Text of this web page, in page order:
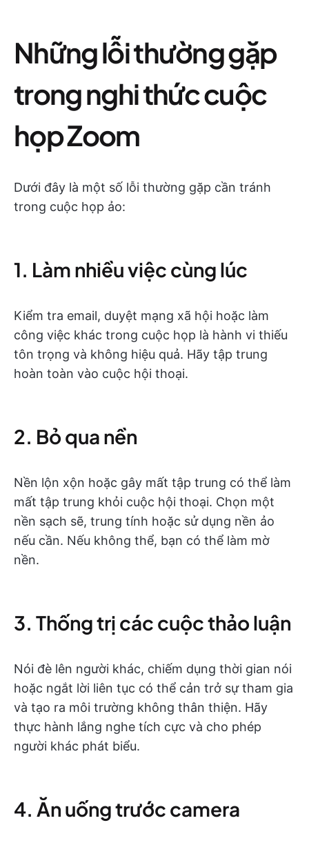
Những lỗi thường gặp
trong nghi thức cuộc
họp Zoom
Dưới đây là một số lỗi thường gặp cần tránh
trong cuộc họp ảo:
1. Làm nhiều việc cùng lúc
Kiểm tra email, duyệt mạng xã hội hoặc làm
công việc khác trong cuộc họp là hành vi thiếu
tôn trọng và không hiệu quả. Hãy tập trung
hoàn toàn vào cuộc hội thoại.
2. Bỏ qua nền
Nền lộn xộn hoặc gây mất tập trung có thể làm
mất tập trung khỏi cuộc hội thoại. Chọn một
nền sạch sẽ, trung tính hoặc sử dụng nền ảo
nếu cần. Nếu không thể, bạn có thể làm mờ
nền.
3. Thống trị các cuộc thảo luận
Nói đè lên người khác, chiếm dụng thời gian nói
hoặc ngắt lời liên tục có thể cản trở sự tham gia
và tạo ra môi trường không thân thiện. Hãy
thực hành lắng nghe tích cực và cho phép
người khác phát biểu.
4. Ăn uống trước camera